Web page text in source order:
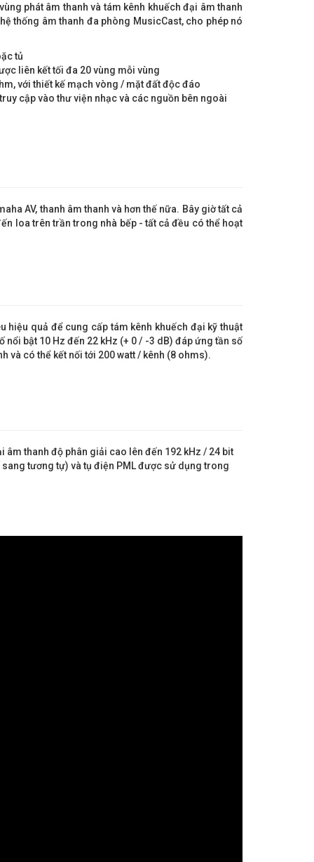
phát âm thanh và tám kênh khuếch đại âm thanh
thống âm thanh đa phòng MusicCast, cho phép nó
tủ
liên kết tối đa 20 vùng mỗi vùng
với thiết kế mạch vòng / mặt đất độc đáo
cập vào thư viện nhạc và các nguồn bên ngoài
AV, thanh âm thanh và hơn thế nữa. Bây giờ tất cả
loa trên trần trong nhà bếp - tất cả đều có thể hoạt
hiệu quả để cung cấp tám kênh khuếch đại kỹ thuật
bật 10 Hz đến 22 kHz (+ 0 / -3 dB) đáp ứng tần số
và có thể kết nối tới 200 watt / kênh (8 ohms).
thanh độ phân giải cao lên đến 192 kHz / 24 bit
tương tự) và tụ điện PML được sử dụng trong